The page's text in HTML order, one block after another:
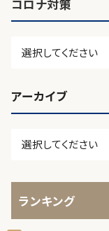
コロナ対策
アーカイブ
ランキング